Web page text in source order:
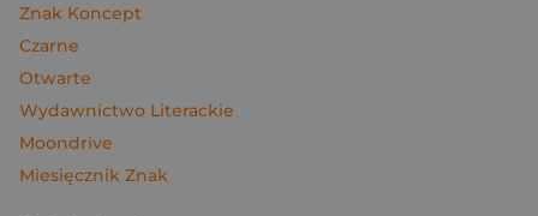
Znak Koncept
Czarne
Otwarte
Wydawnictwo Literackie
Moondrive
Miesięcznik Znak